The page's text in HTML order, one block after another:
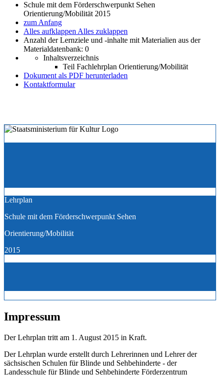
Schule mit dem Förderschwerpunkt Sehen
Orientierung/Mobilität 2015
zum Anfang
Alles aufklappen Alles zuklappen
Anzahl der Lernziele und -inhalte mit Materialien aus der
Materialdatenbank: 0
Inhaltsverzeichnis
Teil Fachlehrplan Orientierung/Mobilität
Dokument als PDF herunterladen
Kontaktformular
Lehrplan
Schule mit dem Förderschwerpunkt Sehen
Orientierung/Mobilität
2015
Impressum
Der Lehrplan tritt am 1. August 2015 in Kraft.
Der Lehrplan wurde erstellt durch Lehrerinnen und Lehrer der
sächsischen Schulen für Blinde und Sehbehinderte - der
Landesschule für Blinde und Sehbehinderte Förderzentrum